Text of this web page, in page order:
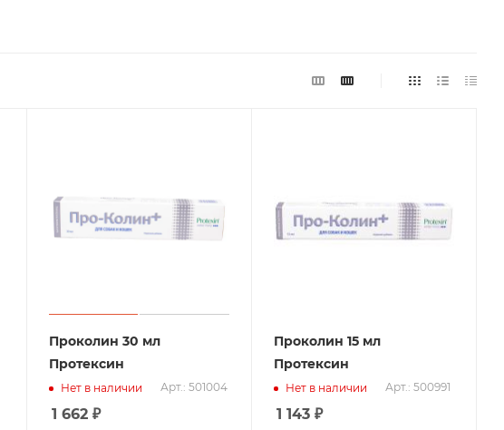
Проколин 30 мл
Протексин
Нет в наличии Арт.: 501004
1 662₽
Проколин 15 мл
Протексин
Нет в наличии Арт.: 500991
1 143₽